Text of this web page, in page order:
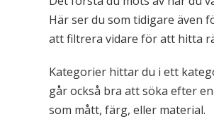
Här ser du som tidigare även
att filtrera vidare för att hitta
Kategorier hittar du i ett
går också bra att söka efter
som mått, färg, eller material.